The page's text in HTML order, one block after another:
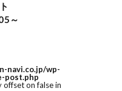
ト
～
navi.co.jp/wp-
post.php
offset on false in